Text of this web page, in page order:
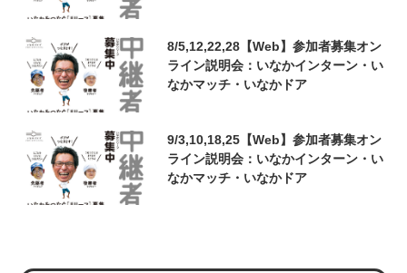
8/5,12,22,28【Web】参加者募集オン
ライン説明会：いなかインターン・い
なかマッチ・いなかドア
9/3,10,18,25【Web】参加者募集オン
ライン説明会：いなかインターン・い
なかマッチ・いなかドア